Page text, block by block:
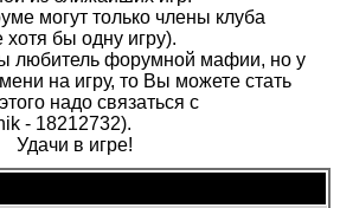
могут только члены клуба
бы одну игру).
любитель форумной мафии, но у
на игру, то Вы можете стать
надо связаться с
- 18212732).
Удачи в игре!